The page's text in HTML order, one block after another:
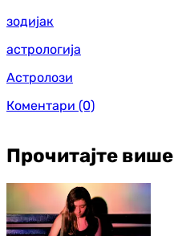
зодијак
астрологија
Астролози
Коментари (0)
Прочитајте више